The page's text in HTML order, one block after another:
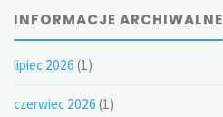
INFORMACJE ARCHIWALNE
lipiec 2026 (1)
czerwiec 2026 (1)